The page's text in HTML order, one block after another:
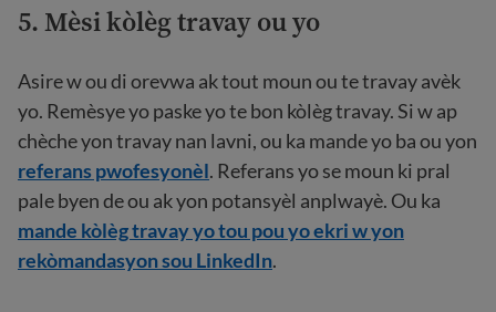
5. Mèsi kòlèg travay ou yo
Asire w ou di orevwa ak tout moun ou te travay avèk
yo. Remèsye yo paske yo te bon kòlèg travay. Si w ap
chèche yon travay nan lavni, ou ka mande yo ba ou yon
referans pwofesyonèl. Referans yo se moun ki pral
pale byen de ou ak yon potansyèl anplwayè. Ou ka
mande kòlèg travay yo tou pou yo ekri w yon
rekòmandasyon sou LinkedIn.